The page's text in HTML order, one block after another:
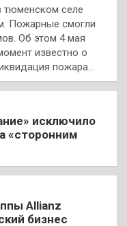
тюменском селе
Пожарные смогли
Об этом 4 мая
известно о
пожара…
исключило
«сторонним
Allianz
бизнес